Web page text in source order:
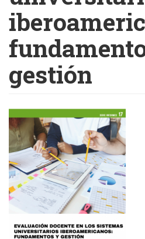
gestión